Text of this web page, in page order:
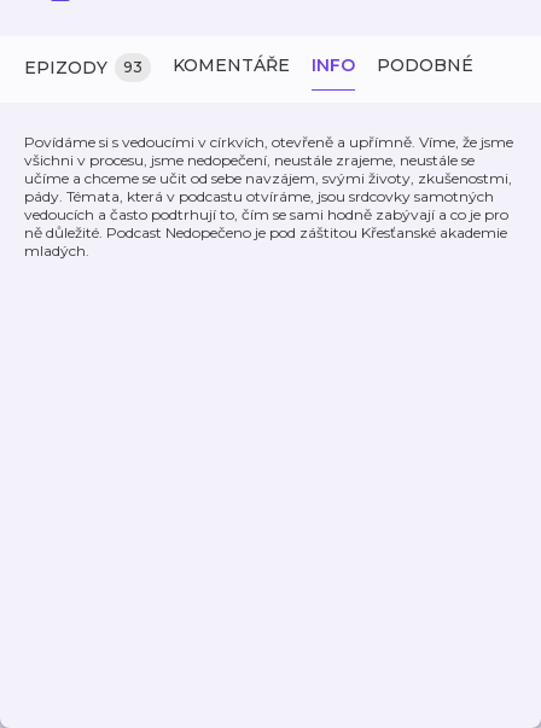
EPIZODY 93 KOMENTÁŘE INFO PODOBNÉ
Povídáme si s vedoucími v církvích, otevřeně a upřímně. Víme, že jsme
všichni v procesu, jsme nedopečení, neustále zrajeme, neustále se
učíme a chceme se učit od sebe navzájem, svými životy, zkušenostmi,
pády. Témata, která v podcastu otvíráme, jsou srdcovky samotných
vedoucích a často podtrhují to, čím se sami hodně zabývají a co je pro
ně důležité. Podcast Nedopečeno je pod záštitou Křesťanské akademie
mladých.